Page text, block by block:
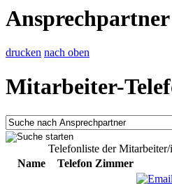
Ansprechpartner
drucken nach oben
Mitarbeiter-
Telefonliste der
Name
Telefon Zimmer